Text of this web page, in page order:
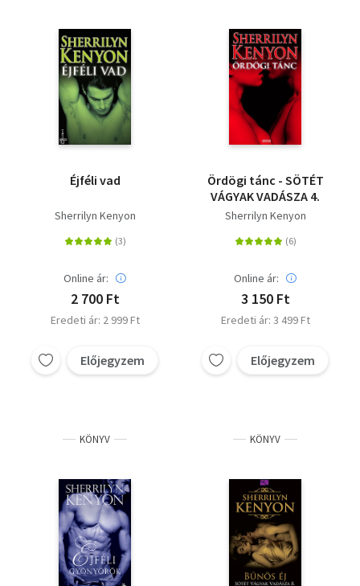
Éjféli vad
Sherrilyn Kenyon
Online ár:
2 700 Ft
Eredeti ár: 2 999 Ft
Előjegyzem
Ördögi tánc - SÖTÉT
VÁGYAK VADÁSZA 4.
Sherrilyn Kenyon
Online ár:
3 150 Ft
Eredeti ár: 3 499 Ft
Előjegyzem
KÖNYV KÖNYV